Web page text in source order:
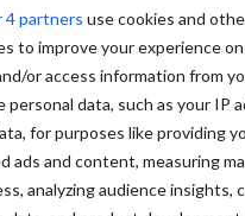
4 partners use cookies and
to improve your experience
or access information from
personal data, such as your IP
for purposes like providing
ads and content, measuring
analyzing audience insights,
MF 5M.125 MF 5M.135
125pk 135pk